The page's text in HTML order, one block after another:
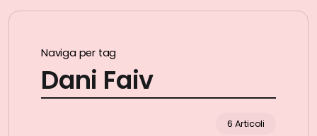
Naviga per tag
Dani Faiv
6 Articoli